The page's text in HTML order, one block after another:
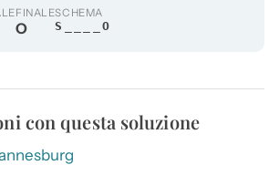
FINALE
O
SCHEMA
S____O
con questa soluzione